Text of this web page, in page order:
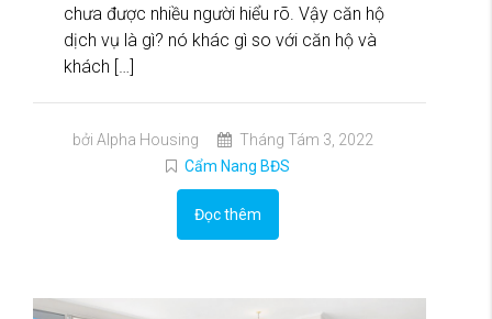
chưa được nhiều người hiểu rõ. Vậy căn hộ
dịch vụ là gì? nó khác gì so với căn hộ và
khách […]
bởi Alpha Housing
Tháng Tám 3, 2022
Cẩm Nang BĐS
Đọc thêm